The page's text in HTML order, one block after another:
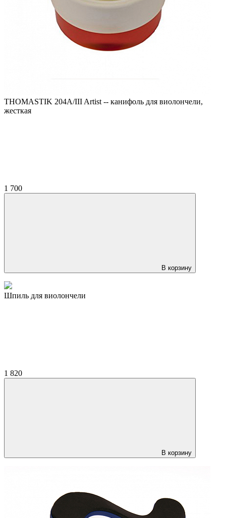
THOMASTIK 204A/III Artist -- канифоль для виолончели,
жесткая
1 700
В корзину
Шпиль для виолончели
1 820
В корзину